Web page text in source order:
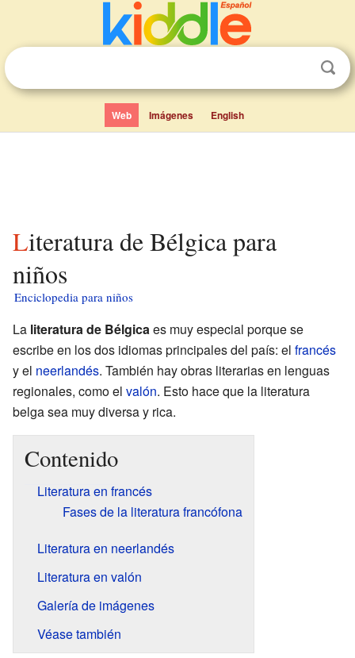
Web Imágenes English
Literatura de Bélgica para
niños
Enciclopedia para niños
La literatura de Bélgicaes muy especial porque se
escribe en los dos idiomas principales del país: el francés
y el neerlandés. También hay obras literarias en lenguas
regionales, como el valón. Esto hace que la literatura
belga sea muy diversa y rica.
Contenido
Literatura en francés
Fases de la literatura francófona
Literatura en neerlandés
Literatura en valón
Galería de imágenes
Véase también